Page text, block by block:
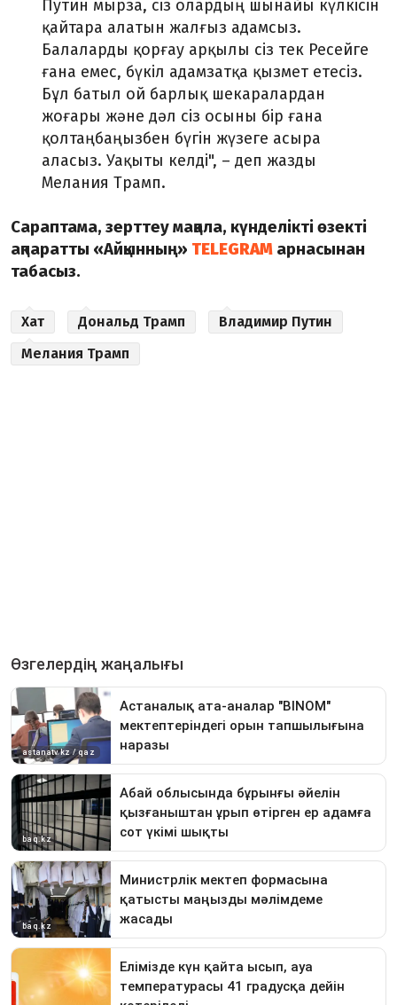
Путин мырза, сіз олардың шынайы күлкісін
қайтара алатын жалғыз адамсыз.
Балаларды қорғау арқылы сіз тек Ресейге
ғана емес, бүкіл адамзатқа қызмет етесіз.
Бұл батыл ой барлық шекаралардан
жоғары және дәл сіз осыны бір ғана
қолтаңбаңызбен бүгін жүзеге асыра
аласыз. Уақыты келді", – деп жазды
Мелания Трамп.
Сараптама, зерттеу мақала, күнделікті өзекті
ақпаратты «Айқынның» TELEGRAM арнасынан
табасыз.
Хат Дональд Трамп
Владимир Путин
Мелания Трамп